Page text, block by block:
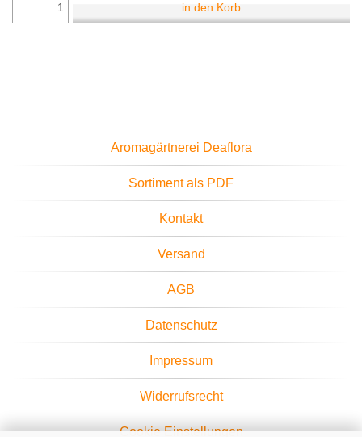
in den Korb
Aromagärtnerei Deaflora
Sortiment als PDF
Kontakt
Versand
AGB
Datenschutz
Impressum
Widerrufsrecht
Cookie Einstellungen